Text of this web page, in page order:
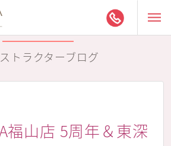
トラクターブログ
福山店 5周年＆東深